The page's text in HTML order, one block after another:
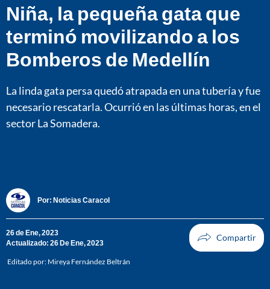
Niña, la pequeña gata que
terminó movilizando a los
Bomberos de Medellín
La linda gata persa quedó atrapada en una tubería y fue
necesario rescatarla. Ocurrió en las últimas horas, en el
sector La Somadera.
Por: Noticias Caracol
26 de Ene, 2023
Actualizado: 26 De Ene, 2023
Editado por: Mireya Fernández Beltrán